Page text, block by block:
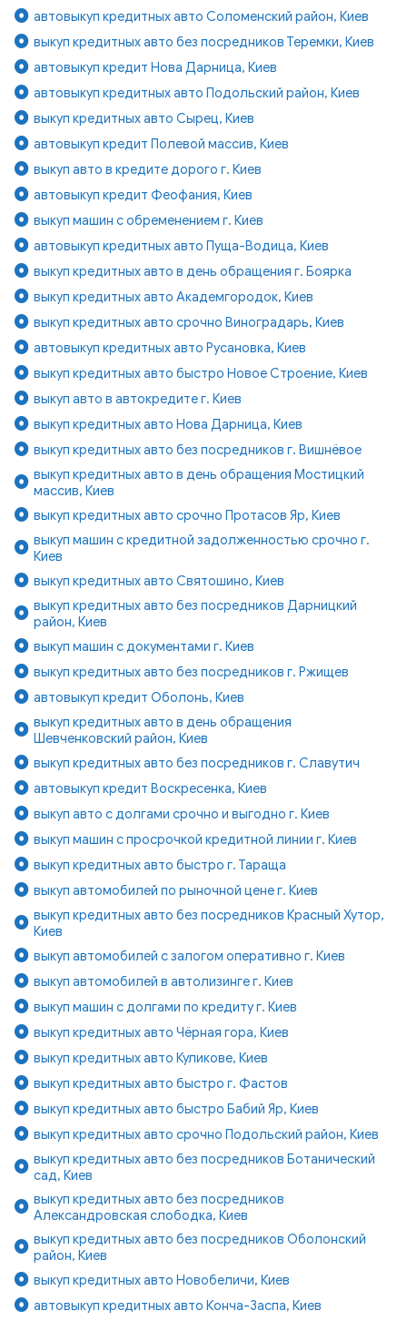
автовыкуп кредитных авто Соломенский район, Киев
выкуп кредитных авто без посредников Теремки, Киев
автовыкуп кредит Нова Дарница, Киев
автовыкуп кредитных авто Подольский район, Киев
выкуп кредитных авто Сырец, Киев
автовыкуп кредит Полевой массив, Киев
выкуп авто в кредите дорого г. Киев
автовыкуп кредит Феофания, Киев
выкуп машин с обременением г. Киев
автовыкуп кредитных авто Пуща-Водица, Киев
выкуп кредитных авто в день обращения г. Боярка
выкуп кредитных авто Академгородок, Киев
выкуп кредитных авто срочно Виноградарь, Киев
автовыкуп кредитных авто Русановка, Киев
выкуп кредитных авто быстро Новое Строение, Киев
выкуп авто в автокредите г. Киев
выкуп кредитных авто Нова Дарница, Киев
выкуп кредитных авто без посредников г. Вишнёвое
выкуп кредитных авто в день обращения Мостицкий
массив, Киев
выкуп кредитных авто срочно Протасов Яр, Киев
выкуп машин с кредитной задолженностью срочно г.
Киев
выкуп кредитных авто Святошино, Киев
выкуп кредитных авто без посредников Дарницкий
район, Киев
выкуп машин с документами г. Киев
выкуп кредитных авто без посредников г. Ржищев
автовыкуп кредит Оболонь, Киев
выкуп кредитных авто в день обращения
Шевченковский район, Киев
выкуп кредитных авто без посредников г. Славутич
автовыкуп кредит Воскресенка, Киев
выкуп авто с долгами срочно и выгодно г. Киев
выкуп машин с просрочкой кредитной линии г. Киев
выкуп кредитных авто быстро г. Тараща
выкуп автомобилей по рыночной цене г. Киев
выкуп кредитных авто без посредников Красный Хутор,
Киев
выкуп автомобилей с залогом оперативно г. Киев
выкуп автомобилей в автолизинге г. Киев
выкуп машин с долгами по кредиту г. Киев
выкуп кредитных авто Чёрная гора, Киев
выкуп кредитных авто Куликове, Киев
выкуп кредитных авто быстро г. Фастов
выкуп кредитных авто быстро Бабий Яр, Киев
выкуп кредитных авто срочно Подольский район, Киев
выкуп кредитных авто без посредников Ботанический
сад, Киев
выкуп кредитных авто без посредников
Александровская слободка, Киев
выкуп кредитных авто без посредников Оболонский
район, Киев
выкуп кредитных авто Новобеличи, Киев
автовыкуп кредитных авто Конча-Заспа, Киев